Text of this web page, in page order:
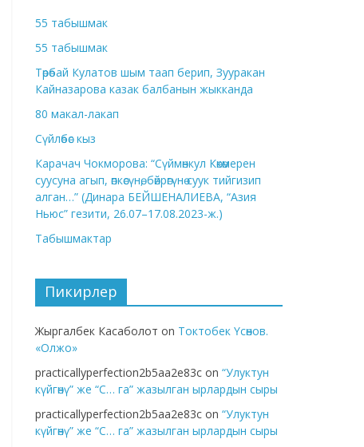
55 табышмак
55 табышмак
Төрөбай Кулатов шым таап берип, Зууракан
Кайназарова казак балбанын жыкканда
80 макал-лакап
Сүйлөбөс кыз
Карачач Чокморова: “Сүймөнкул Көкөмерен
суусуна агып, өпкөсүнө, бөйрөгүнө суук тийгизип
алган…” (Динара БЕЙШЕНАЛИЕВА, “Азия
Ньюс” гезити, 26.07–17.08.2023-ж.)
Табышмактар
Пикирлер
Жыргалбек Касаболот on Токтобек Үсөнов.
«Олжо»
practicallyperfection2b5aa2e83c on “Улуктун
күйгөнү” же “С… га” жазылган ырлардын сыры
practicallyperfection2b5aa2e83c on “Улуктун
күйгөнү” же “С… га” жазылган ырлардын сыры